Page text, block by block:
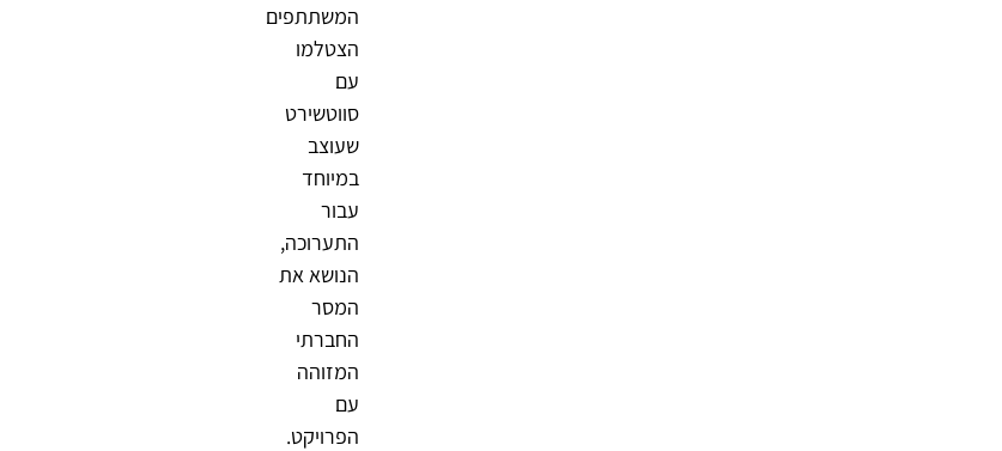
המשתתפים
הצטלמו
עם
סווטשירט
שעוצב
במיוחד
עבור
התערוכה,
הנושא את
המסר
החברתי
המזוהה
עם
הפרויקט.